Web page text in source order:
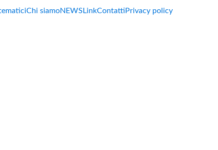
Chi siamoNEWS LinkContatti Privacy policy